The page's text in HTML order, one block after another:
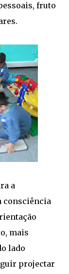
fruto
a
consciência
mais
lado
projectar